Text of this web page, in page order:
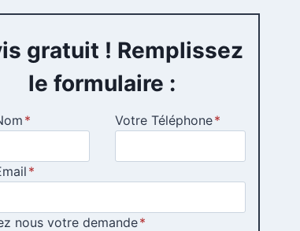
gratuit ! Remplissez
le formulaire :
* Votre Téléphone*
*
nous votre demande*